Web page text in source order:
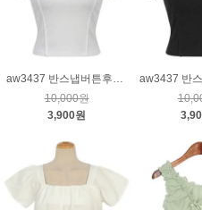
10,000원
3,900원